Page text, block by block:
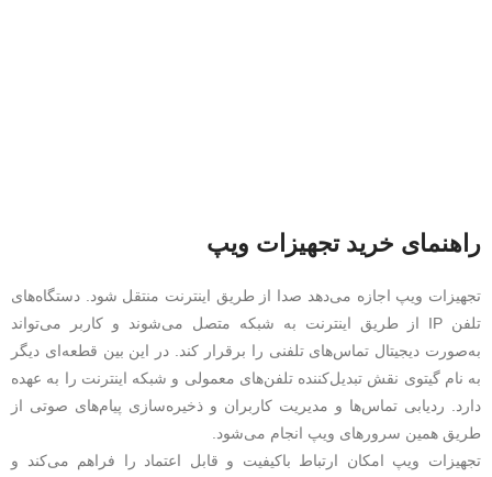
راهنمای خرید تجهیزات ویپ
تجهیزات ویپ اجازه می‌دهد صدا از طریق اینترنت منتقل شود. دستگاه‌های
تلفن IP از طریق اینترنت به شبکه متصل می‌شوند و کاربر می‌تواند
به‌صورت دیجیتال تماس‌های تلفنی را برقرار کند. در این بین قطعه‌ای دیگر
به‌ نام گیتوی نقش تبدیل‌کننده تلفن‌های معمولی و شبکه اینترنت را به‌ عهده
دارد. ردیابی تماس‌ها و مدیریت کاربران و ذخیره‌سازی پیام‌های صوتی از
طریق همین سرورهای ویپ انجام می‌شود.
تجهیزات ویپ امکان ارتباط باکیفیت و قابل اعتماد را فراهم می‌کند و